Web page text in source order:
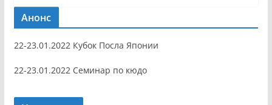
Анонс
22-23.01.2022 Кубок Посла Японии
22-23.01.2022 Семинар по кюдо